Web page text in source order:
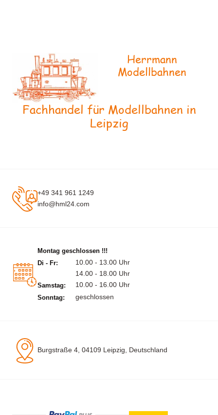
Herrmann
Modellbahnen
Fachhandel für Modellbahnen in
Leipzig
+49 341 961 1249
info@hml24.com
Montag geschlossen !!!
Di - Fr:
10.00 - 13.00 Uhr
14.00 - 18.00 Uhr
Samstag: 10.00 - 16.00 Uhr
Sonntag: geschlossen
Burgstraße 4, 04109 Leipzig, Deutschland